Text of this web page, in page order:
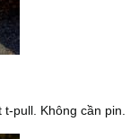
pull. Không cần pin.